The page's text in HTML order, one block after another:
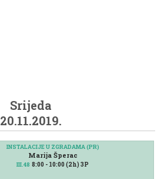
Srijeda
20.11.2019.
INSTALACIJE U ZGRADAMA (PR)
Marija Šperac
III.48 8:00 - 10:00 (2h) 3P